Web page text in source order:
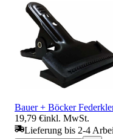
Bauer + Böcker
19,79 €inkl. MwSt.
Lieferung bis 2-4